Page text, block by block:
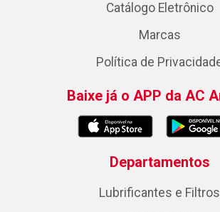
Catálogo Eletrônico
Marcas
Política de
Baixe já o APP da AC
Departamentos
Lubrificantes e Filtros